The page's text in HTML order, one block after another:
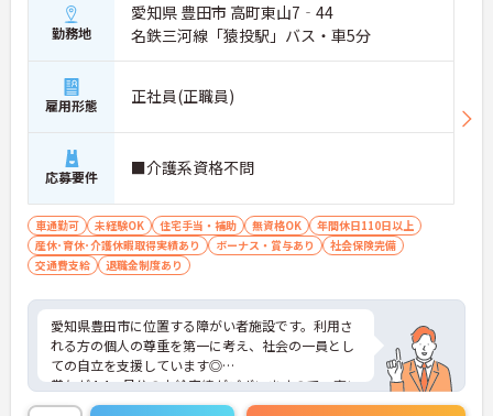
勤務地
愛知県 豊田市 高町東山7‐44
名鉄三河線「猿投駅」バス・車5分
雇用形態 正社員(正職員)
応募要件 ■介護系資格不問
車通勤可 未経験OK 住宅手当・補助 無資格OK
年間休日110日以上
産休･育休･介護休暇取得実績あり
ボーナス・賞与あり
社会保険完備
交通費支給
退職金制度あり
愛知県豊田市に位置する障がい者施設です。利用さ
れる方の個人の尊重を第一に考え、社会の一員とし
ての自立を支援しています◎
賞与が4.4ヶ月分の支給実績がございますので、高い
モチベーションを保ってご就業頂けます♪